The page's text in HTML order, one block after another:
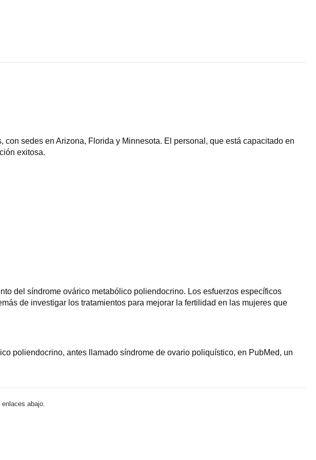
sedes en Arizona, Florida y Minnesota. El personal, que está capacitado en
exitosa.
del síndrome ovárico metabólico poliendocrino. Los esfuerzos específicos
de investigar los tratamientos para mejorar la fertilidad en las mujeres que
poliendocrino, antes llamado síndrome de ovario poliquístico, en PubMed, un
abajo.